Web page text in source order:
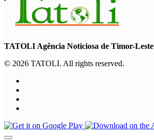
TATOLI Agência Noticiosa de Timor-Leste
© 2026 TATOLI. All rights reserved.